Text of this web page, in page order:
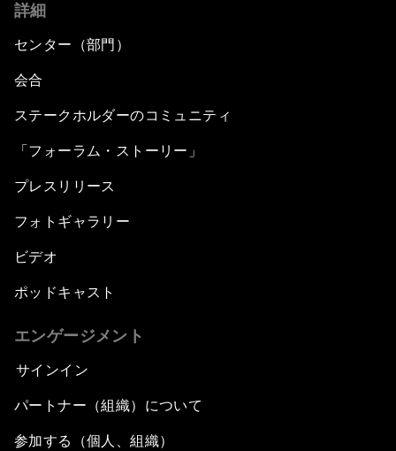
詳細
センター（部門）
会合
ステークホルダーのコミュニティ
「フォーラム・ストーリー」
プレスリリース
フォトギャラリー
ビデオ
ポッドキャスト
エンゲージメント
サインイン
パートナー（組織）について
参加する（個人、組織）